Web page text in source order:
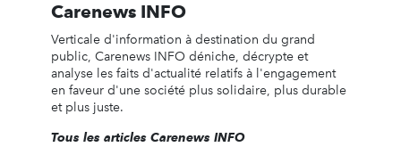
Carenews INFO
Verticale d'information à destination du grand
public, Carenews INFO déniche, décrypte et
analyse les faits d'actualité relatifs à l'engagement
en faveur d'une société plus solidaire, plus durable
et plus juste.
Tous les articles Carenews INFO